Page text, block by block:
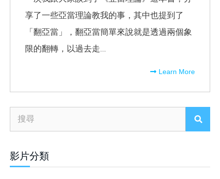
享了一些亞當理論教我的事，其中也提到了
「翻亞當」，翻亞當簡單來說就是透過兩個象
限的翻轉，以過去走...
Learn More
影片分類